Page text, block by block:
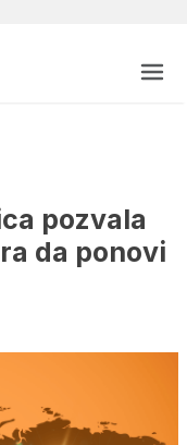
pozvala
da ponovi